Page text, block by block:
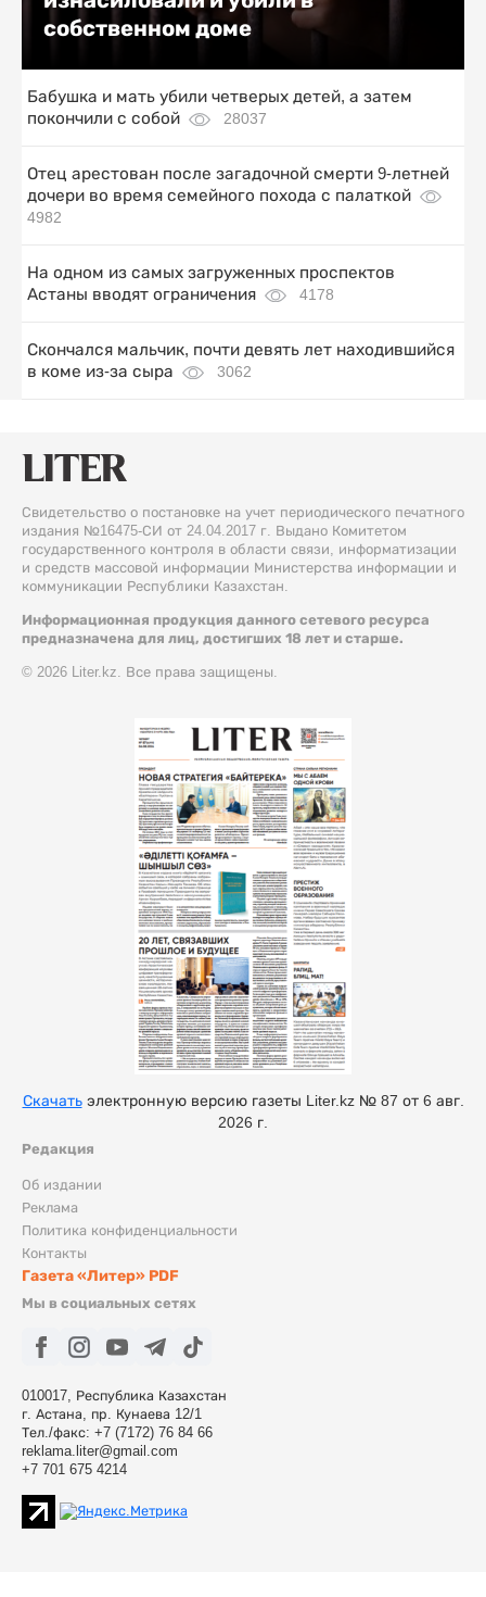
собственном доме
Бабушка и мать убили четверых детей, а затем
покончили с собой
28037
Отец арестован после загадочной смерти 9-летней
дочери во время семейного похода с палаткой
4982
На одном из самых загруженных проспектов
Астаны вводят ограничения
4178
Скончался мальчик, почти девять лет находившийся
в коме из-за сыра
3062
Свидетельство о постановке на учет периодического печатного
издания №16475-СИ от 24.04.2017 г. Выдано Комитетом
государственного контроля в области связи, информатизации
и средств массовой информации Министерства информации и
коммуникации Республики Казахстан.
Информационная продукция данного сетевого ресурса
предназначена для лиц, достигших 18 лет и старше.
© 2026 Liter.kz. Все права защищены.
Редакция
Об издании
Реклама
Политика конфиденциальности
Контакты
Газета «Литер» PDF
Мы в социальных сетях
010017, Республика Казахстан
г. Астана, пр. Кунаева 12/1
Тел./факс: +7 (7172) 76 84 66
reklama.liter@gmail.com
+7 701 675 4214
Скачатьэлектронную версию газеты Liter.kz № 87 от 6 авг.
2026 г.